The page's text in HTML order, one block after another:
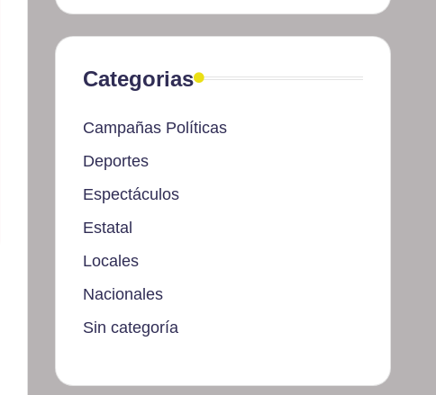
Categorias
Campañas Políticas
Deportes
Espectáculos
Estatal
Locales
Nacionales
Sin categoría